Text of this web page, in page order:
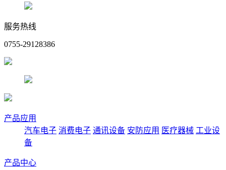
服务热线
0755-29128386
产品应用
汽车电子 消费电子 通讯设备 安防应用 医疗器械 工业设
备
产品中心